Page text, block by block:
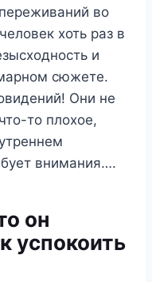
во
хоть раз в
и
сюжете.
Они не
то плохое,
внимания….
он
успокоить